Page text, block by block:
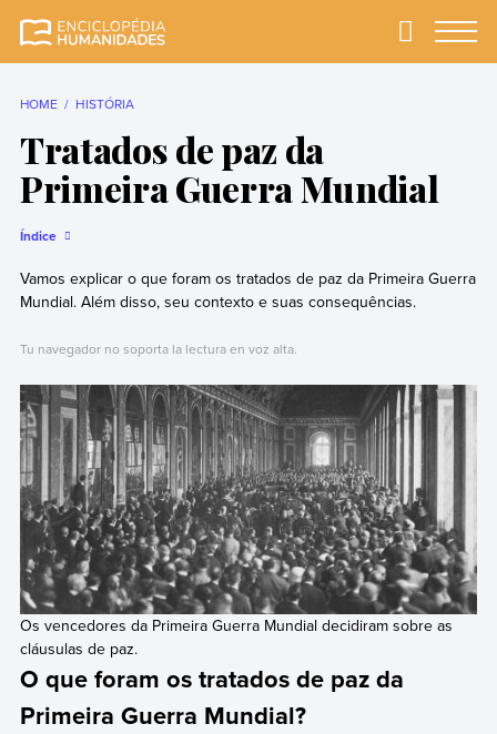
completa e mais
Primary
HOME HISTÓRIA
Tratados de paz da
Primeira Guerra Mundial
Índice
Vamos explicar o que foram os tratados de paz da Primeira Guerra
Mundial. Além disso, seu contexto e suas consequências.
Tu navegador no soporta la lectura en voz alta.
Os vencedores da Primeira Guerra Mundial decidiram sobre as
cláusulas de paz.
O que foram os tratados de paz da
Primeira Guerra Mundial?